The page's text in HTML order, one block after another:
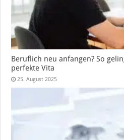
Beruflich neu anfangen? So
perfekte Vita
25. August 2025